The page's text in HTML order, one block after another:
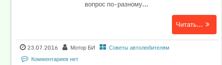
вопрос по-разному...
Читать...
23.07.2016 Мотор БИ
Советы автолюбителям
Комментариев нет